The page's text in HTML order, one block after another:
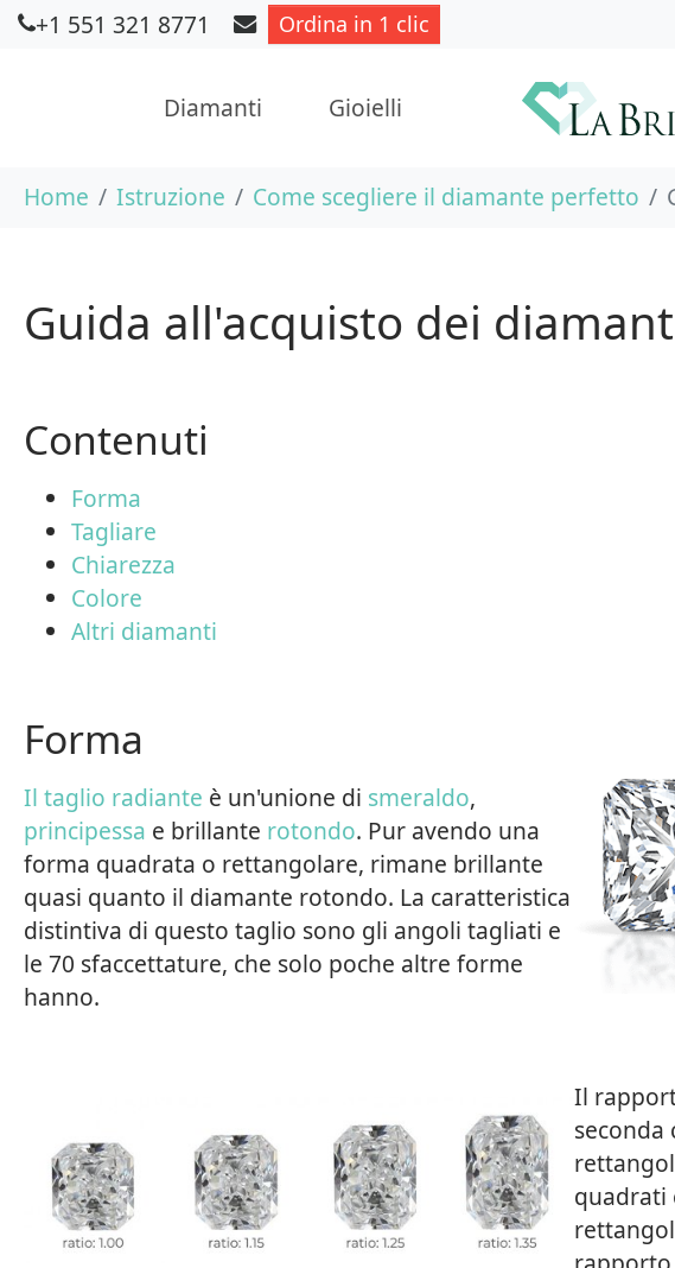
Skip to main content
+1 551 321 8771 Ordina in 1 clic
Diamanti Gioielli
You are here:
Home Istruzione Come scegliere il diamante perfetto
Guida all'acquisto dei
Contenuti
Forma
Tagliare
Chiarezza
Colore
Altri diamanti
Forma
Il taglio radiante è un'unione di smeraldo,
principessa e brillante rotondo. Pur avendo una
forma quadrata o rettangolare, rimane brillante
quasi quanto il diamante rotondo. La caratteristica
distintiva di questo taglio sono gli angoli tagliati e
le 70 sfaccettature, che solo poche altre forme
hanno.
Il
seconda
quadrati